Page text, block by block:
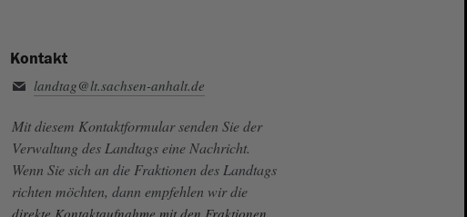
Kontakt
landtag@lt.sachsen-anhalt.de
Mit diesem Kontaktformular senden Sie der
Verwaltung des Landtags eine Nachricht.
Wenn Sie sich an die Fraktionen des Landtags
richten möchten, dann empfehlen wir die
direkte Kontaktaufnahme mit den Fraktionen.